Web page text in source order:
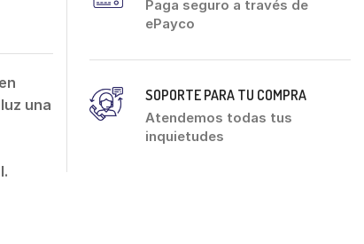
una
Paga seguro a través de
ePayco
SOPORTE PARA TU COMPRA
Atendemos todas tus
inquietudes